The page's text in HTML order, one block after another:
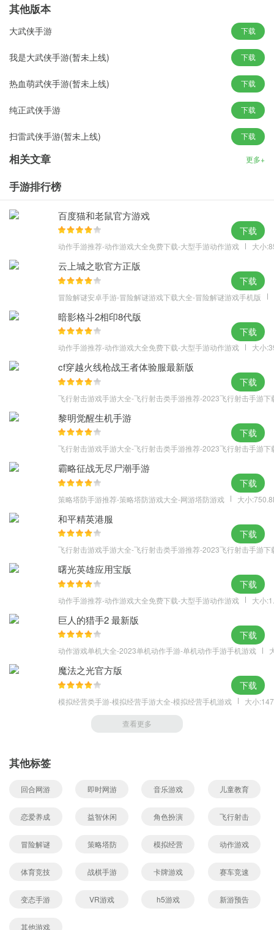
孔明没想到官网特点：
1、争霸州牧
2、恶搞逗趣
脑洞大开无厘头无下限融入！
官职系统成就你的帝王梦想！
4、嫩萌武将
最新内容：
1、修复锻造有几率造成闪退的问题。
2、游戏体验方面的优化。
3、增加英雄觉醒，武将培养到红色五星之后可以触发觉醒。
4、修复上次反馈的游戏内一些BUG。
5、增加元素试炼，32级别开启，掉落银币、包子、专属材料等。
6、增加限定招募武将，VIP6开启。
7、修复街头霸王有几率造成闪退的问题。
8、增加活动限时神将，通过积分可以获取神将。
其他版本
大武侠手游 下载
我是大武侠手游(暂未上线) 下载
热血萌武侠手游(暂未上线) 下载
纯正武侠手游 下载
扫雷武侠手游(暂未上线) 下载
相关文章 更多+
手游排行榜
百度猫和老鼠官方游戏
动作手游推荐-动作游戏大全免费下载-大型手游动作游戏 大小
下载
云上城之歌官方正版
冒险解谜安卓手游-冒险解谜游戏下载大全-冒险解谜游戏手机版
下载
暗影格斗2相印8代版
动作手游推荐-动作游戏大全免费下载-大型手游动作游戏 大小
下载
cf穿越火线枪战王者体验服最新版
飞行射击游戏手游大全-飞行射击类手游推荐-2023飞行射击手游下
下载
黎明觉醒生机手游
飞行射击游戏手游大全-飞行射击类手游推荐-2023飞行射击手游下
下载
霸略征战无尽尸潮手游
策略塔防手游推荐-策略塔防游戏大全-网游塔防游戏 大小
下载
和平精英港服
飞行射击游戏手游大全-飞行射击类手游推荐-2023飞行射击手游下
下载
曙光英雄应用宝版
动作手游推荐-动作游戏大全免费下载-大型手游动作游戏 大小
下载
巨人的猎手2 最新版
动作游戏单机大全-2023单机动作手游-单机动作手游手机游戏
下载
魔法之光官方版
模拟经营类手游-模拟经营手游大全-模拟经营手机游戏 大小
下载
查看更多
其他标签
回合网游 即时网游 音乐游戏 儿童教育
恋爱养成 益智休闲 角色扮演 飞行射击
冒险解谜 策略塔防 模拟经营 动作游戏
体育竞技 战棋手游 卡牌游戏 赛车竞速
变态手游 VR游戏 h5游戏 新游预告
其他游戏